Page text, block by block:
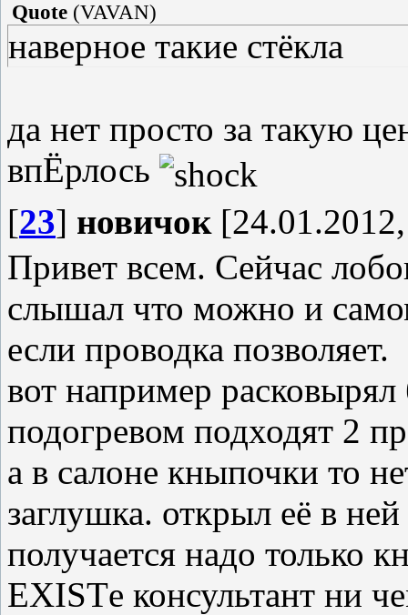
Quote (VAVAN)
наверное такие стёкла
да нет просто за такую
впЁрлось
[23] новичок
Привет всем. Сейчас
слышал что можно и
если проводка позволяет.
вот например расковырял
подогревом подходят 2
а в салоне кныпочки то
заглушка. открыл её в
получается надо только
EXISTе консультант ни